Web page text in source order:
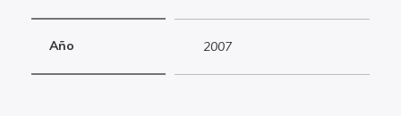
Año 2007